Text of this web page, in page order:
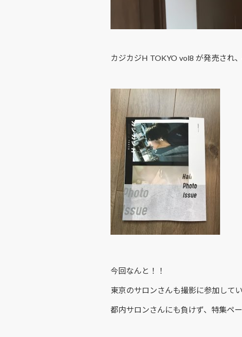
カジカジH TOKYO vol8 が発売され
今回なんと！！
東京のサロンさんも撮影に参加して
都内サロンさんにも負けず、特集ペ